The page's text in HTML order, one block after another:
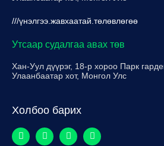
///үнэлгээ.жавхаатай.төлөвлөгөө
Утсаар судалгаа авах төв
Хан-Уул дүүрэг, 18-р хороо Парк
Улаанбаатар хот, Монгол Улс
Холбоо барих